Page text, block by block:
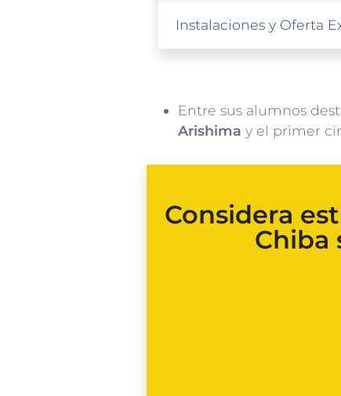
Instalaciones y Oferta
Entre sus alumnos
Arishima y el primer
Considera
Chiba